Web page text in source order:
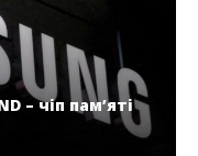
– чіп пам’яті